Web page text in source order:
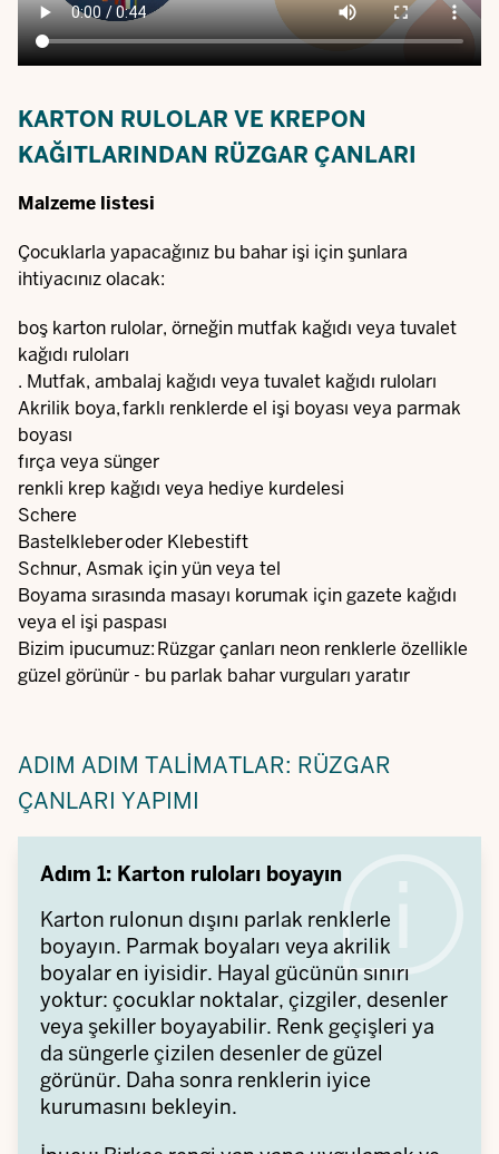
KARTON RULOLAR VE KREPON
KAĞITLARINDAN RÜZGAR ÇANLARI
Malzeme listesi
Çocuklarla yapacağınız bu bahar işi için şunlara
ihtiyacınız olacak:
boş karton rulolar, örneğin mutfak kağıdı veya tuvalet
kağıdı ruloları
. Mutfak, ambalaj kağıdı veya tuvalet kağıdı ruloları
Akrilik boya, farklı renklerde el işi boyası veya parmak
boyası
fırça veya sünger
renkli krep kağıdı veya hediye kurdelesi
Schere
Bastelkleber oder Klebestift
Schnur, Asmak için yün veya tel
Boyama sırasında masayı korumak için gazete kağıdı
veya el işi paspası
Bizim ipucumuz: Rüzgar çanları neon renklerle özellikle
güzel görünür - bu parlak bahar vurguları yaratır
ADIM ADIM TALIMATLAR: RÜZGAR
ÇANLARI YAPIMI
Adım 1: Karton ruloları boyayın
Karton rulonun dışını parlak renklerle
boyayın. Parmak boyaları veya akrilik
boyalar en iyisidir. Hayal gücünün sınırı
yoktur: çocuklar noktalar, çizgiler, desenler
veya şekiller boyayabilir. Renk geçişleri ya
da süngerle çizilen desenler de güzel
görünür. Daha sonra renklerin iyice
kurumasını bekleyin.